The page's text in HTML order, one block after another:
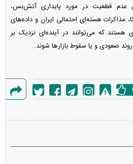
عدم قطعیت در مورد پایداری آتش‌بس،
هسته‌ای احتمالی ایران و داده‌های
هستند که می‌توانند در آینده‌ای نزدیک بر
روند صعودی و یا سقوط بازار‌ها شوند.
خطا